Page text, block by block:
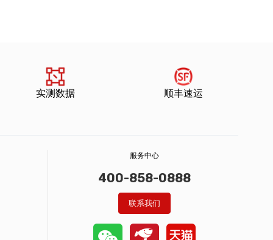
实测数据 顺丰速运
服务中心
400-858-0888
联系我们